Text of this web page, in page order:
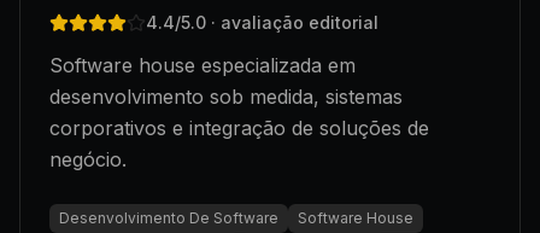
4.4/5.0 · avaliação editorial
Software house especializada em
desenvolvimento sob medida, sistemas
corporativos e integração de soluções de
negócio.
Desenvolvimento De Software
Software House